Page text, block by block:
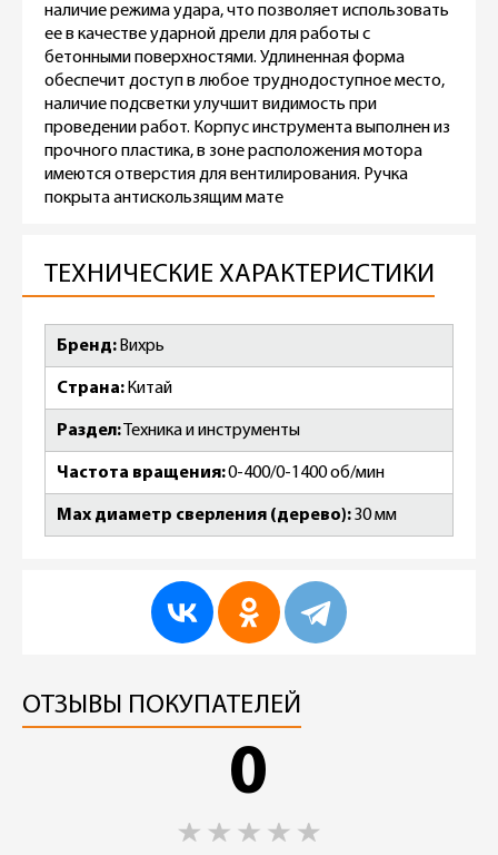
наличие режима удара, что позволяет использовать
ее в качестве ударной дрели для работы с
бетонными поверхностями. Удлиненная форма
обеспечит доступ в любое труднодоступное место,
наличие подсветки улучшит видимость при
проведении работ. Корпус инструмента выполнен из
прочного пластика, в зоне расположения мотора
имеются отверстия для вентилирования. Ручка
покрыта антискользящим мате
ТЕХНИЧЕСКИЕ ХАРАКТЕРИСТИКИ
Бренд Вихрь
Страна Китай
Раздел Техника и инструменты
Частота вращения0-400/0-1400 об/мин
Max диаметр сверления (дерево) 30 мм
ОТЗЫВЫ ПОКУПАТЕЛЕЙ
0